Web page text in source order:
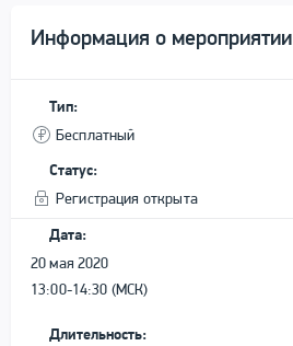
Информация о мероприятии
Тип:
Бесплатный
Статус:
Регистрация открыта
Дата:
20 мая 2020
13:00-14:30 (МСК)
Длительность: